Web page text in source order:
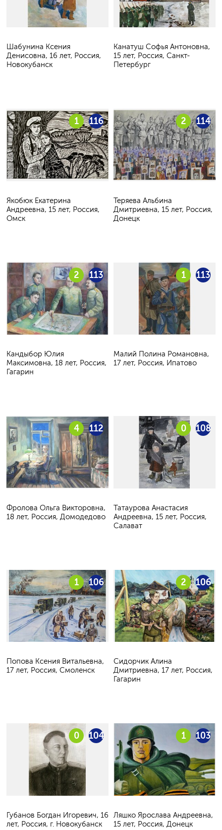
Шабунина Ксения
Денисовна, 16 лет, Россия,
Новокубанск
Канатуш Софья Антоновна,
15 лет, Россия, Санкт-
Петербург
116
1
Якобюк Екатерина
Андреевна, 15 лет, Россия,
Омск
114
2
Теряева Альбина
Дмитриевна, 15 лет, Россия,
Донецк
113
2
Кандыбор Юлия
Максимовна, 18 лет, Россия,
Гагарин
113
1
Малий Полина Романовна,
17 лет, Россия, Ипатово
112
4
Фролова Ольга Викторовна,
18 лет, Россия, Домодедово
108
0
Татаурова Анастасия
Андреевна, 15 лет, Россия,
Салават
106
1
Попова Ксения Витальевна,
17 лет, Россия, Смоленск
106
2
Сидорчик Алина
Дмитриевна, 17 лет, Россия,
Гагарин
104
0
Губанов Богдан Игоревич, 16
лет, Россия, г. Новокубанск
103
1
Ляшко Ярослава Андреевна,
15 лет, Россия, Донецк